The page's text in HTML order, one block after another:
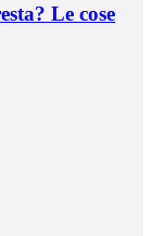
Le cose